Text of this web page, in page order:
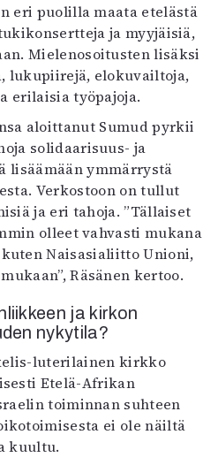
eri puolilla maata etelästä
ja myyjäisiä,
Mielenosoitusten lisäksi
lukupiirejä, elokuvailtoja,
erilaisia työpajoja.
aloittanut Sumud pyrkii
solidaarisuus- ja
lisäämään ymmärrystä
Verkostoon on tullut
ja eri tahoja. ”Tällaiset
olleet vahvasti mukana
Naisasialiitto Unioni,
Räsänen kertoo.
ja kirkon
nykytila?
luterilainen kirkko
Etelä-Afrikan
toiminnan suhteen
ei ole näiltä
kuultu.